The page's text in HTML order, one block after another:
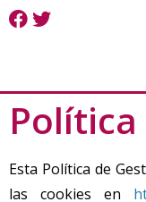
Esta Política de
las cookies en